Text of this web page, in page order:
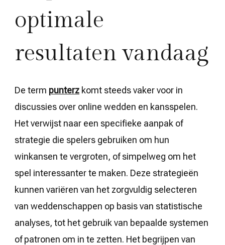
optimale
resultaten vandaag
De term punterz komt steeds vaker voor in
discussies over online wedden en kansspelen.
Het verwijst naar een specifieke aanpak of
strategie die spelers gebruiken om hun
winkansen te vergroten, of simpelweg om het
spel interessanter te maken. Deze strategieën
kunnen variëren van het zorgvuldig selecteren
van weddenschappen op basis van statistische
analyses, tot het gebruik van bepaalde systemen
of patronen om in te zetten. Het begrijpen van